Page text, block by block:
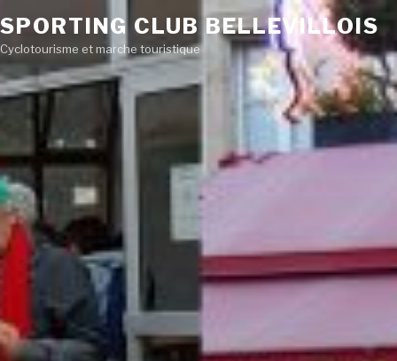
SPORTING CLUB BELLEVILLOIS
Cyclotourisme et marche touristique